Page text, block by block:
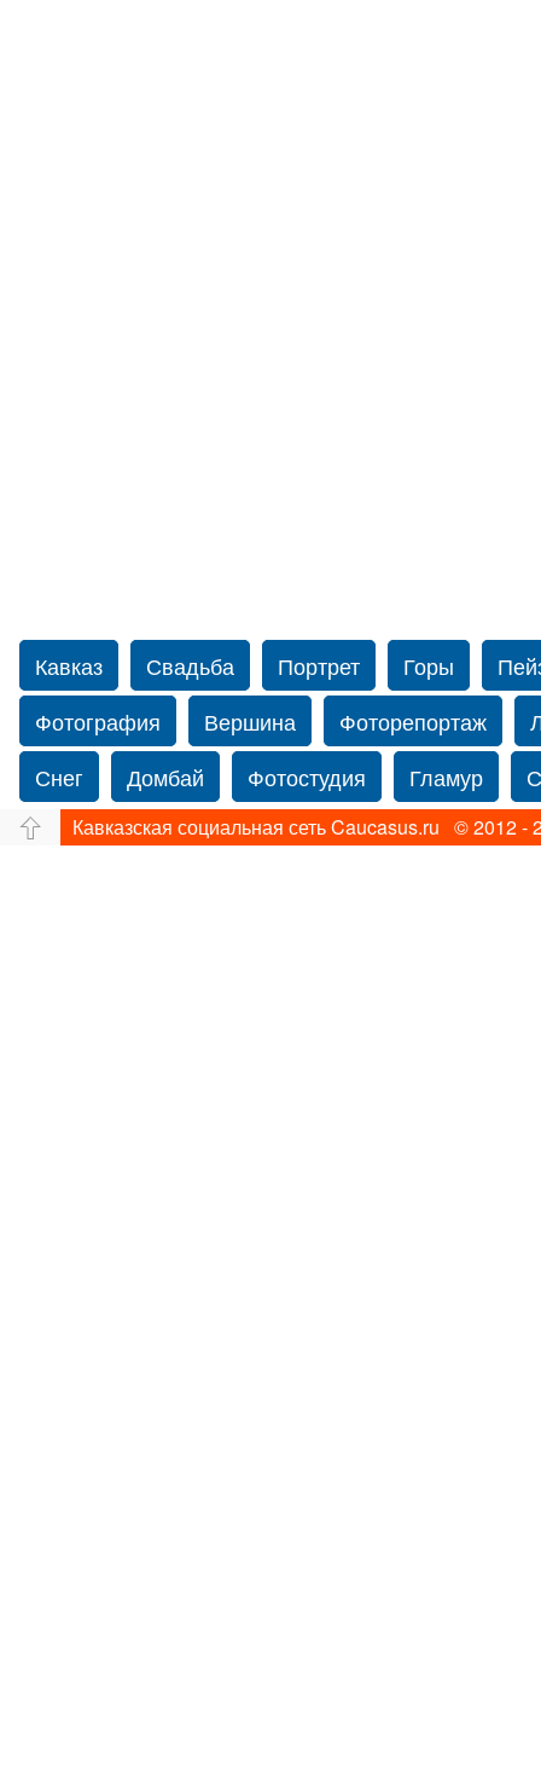
Кавказ Свадьба Портрет Горы
Фотография
Вершина Фоторепортаж
Снег
Домбай Фотостудия Гламур
Путешествие
Перевал Свадьба фото
Кавказская социальная сеть Caucasus.ru © 2012 -